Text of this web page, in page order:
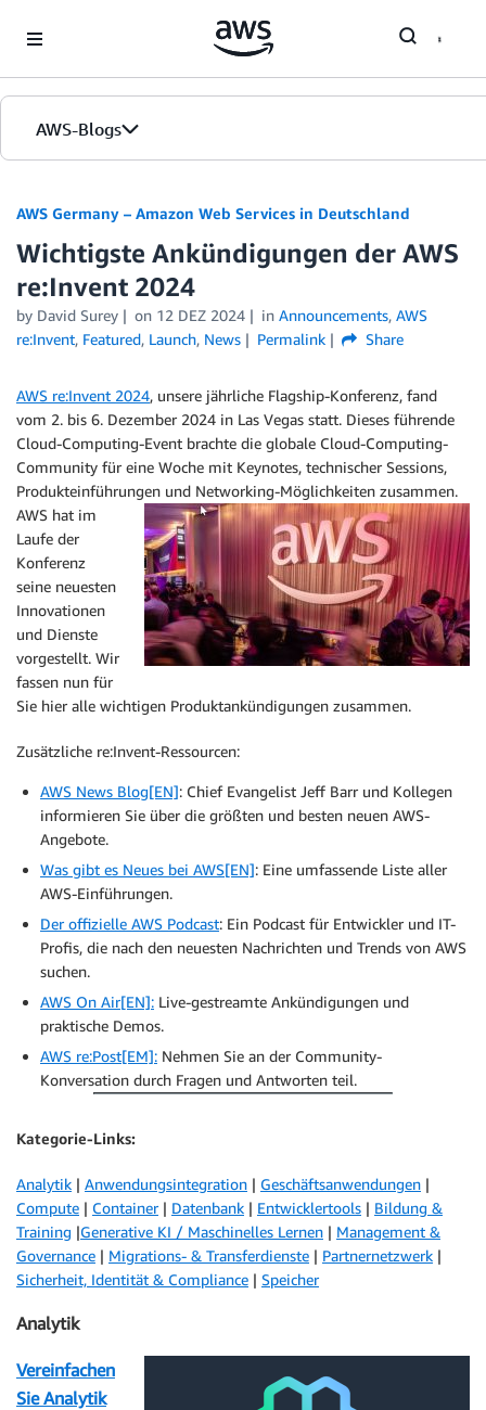
AWS-Blogs
Editionen
AWS Germany – Amazon Web Services in Deutschland
Wichtigste Ankündigungen der AWS
re:Invent 2024
by David Surey on 12 DEZ 2024 in Announcements, AWS
re:Invent, Featured, Launch, News Permalink Share
AWS re:Invent 2024, unsere jährliche Flagship-Konferenz, fand
vom 2. bis 6. Dezember 2024 in Las Vegas statt. Dieses führende
Cloud-Computing-Event brachte die globale Cloud-Computing-
Community für eine Woche mit Keynotes, technischer Sessions,
Produkteinführungen und Networking-Möglichkeiten zusammen.
AWS hat im
Laufe der
Konferenz
seine neuesten
Innovationen
und Dienste
vorgestellt. Wir
fassen nun für
Sie hier alle wichtigen Produktankündigungen zusammen.
Zusätzliche re:Invent-Ressourcen:
AWS News Blog[EN]: Chief Evangelist Jeff Barr und Kollegen
informieren Sie über die größten und besten neuen AWS-
Angebote.
Was gibt es Neues bei AWS[EN]: Eine umfassende Liste aller
AWS-Einführungen.
Der offizielle AWS Podcast: Ein Podcast für Entwickler und IT-
Profis, die nach den neuesten Nachrichten und Trends von AWS
suchen.
AWS On Air[EN]: Live-gestreamte Ankündigungen und
praktische Demos.
AWS re:Post[EM]: Nehmen Sie an der Community-
Konversation durch Fragen und Antworten teil.
Kategorie-Links:
Analytik | Anwendungsintegration | Geschäftsanwendungen |
Compute | Container| Datenbank | Entwicklertools | Bildung &
Training |Generative KI / Maschinelles Lernen | Management &
Governance | Migrations- & Transferdienste | Partnernetzwerk |
Sicherheit, Identität & Compliance | Speicher
Analytik
Vereinfachen
Sie Analytik